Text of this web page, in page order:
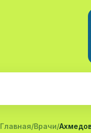
Главная/Врачи/